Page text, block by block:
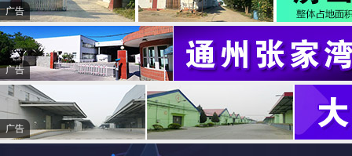
广告
广告
广告